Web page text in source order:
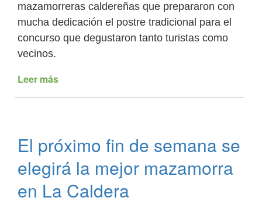
mazamorreras caldereñas que prepararon con
mucha dedicación el postre tradicional para el
concurso que degustaron tanto turistas como
vecinos.
Leer más
degustación
de
mazamorra
celebró
El próximo fin de semana se
elegirá la mejor mazamorra
en La Caldera